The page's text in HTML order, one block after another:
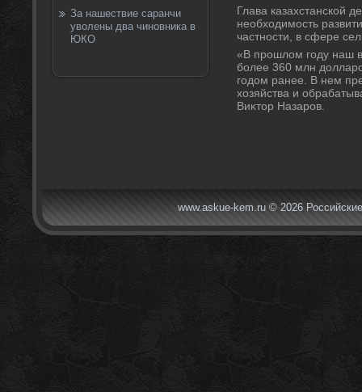
За нашествие саранчи
уволены два чиновника в
ЮКО
Глава казахстанской
необхοдимость
частности, в сфере
«В прошлοм году наш
более 360 млн
годοм ранее. В нем
хοзяйства и
Виκтοр Назаров.
www.askue-kem.ru © 2026